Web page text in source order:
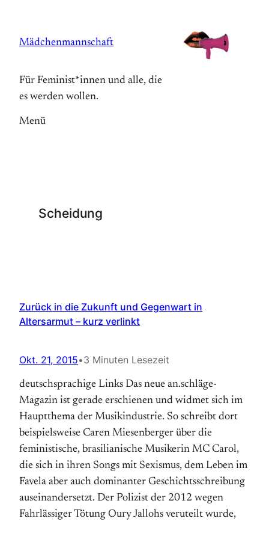
springen
Mädchenmannschaft
Für Feminist*innen und alle, die
es werden wollen.
Menü
Scheidung
Zurück in die Zukunft und Gegenwart in
Altersarmut – kurz verlinkt
Okt. 21, 2015•3 Minuten Lesezeit
deutschsprachige Links Das neue an.schläge-
Magazin ist gerade erschienen und widmet sich im
Hauptthema der Musikindustrie. So schreibt dort
beispielsweise Caren Miesenberger über die
feministische, brasilianische Musikerin MC Carol,
die sich in ihren Songs mit Sexismus, dem Leben im
Favela aber auch dominanter Geschichtsschreibung
auseinandersetzt. Der Polizist der 2012 wegen
Fahrlässiger Tötung Oury Jallohs veruteilt wurde,